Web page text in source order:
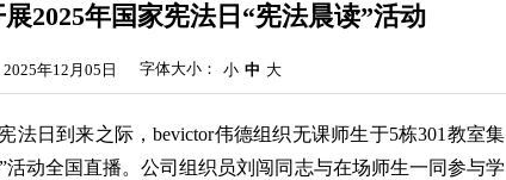
2025年国家宪法日“宪法晨读”活动
年12月05日 字体大小： 小 中 大
法日到来之际，bevictor伟德组织无课师生于5栋301教室集
活动全国直播。公司组织员刘闯同志与在场师生一同参与学